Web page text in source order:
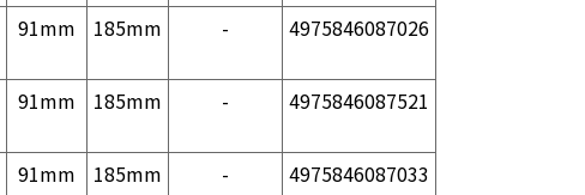
91mm 185mm - 4975846087026
91mm 185mm - 4975846087521
91mm 185mm - 4975846087033